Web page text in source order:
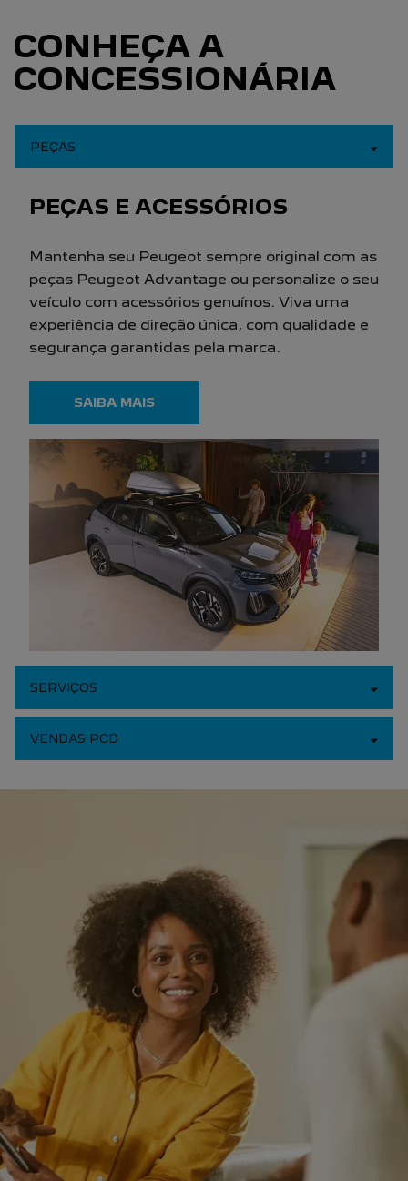
CONHEÇA A
CONCESSIONÁRIA
PEÇAS
PEÇAS E ACESSÓRIOS
Mantenha seu Peugeot sempre original com as
peças Peugeot Advantage ou personalize o seu
veículo com acessórios genuínos. Viva uma
experiência de direção única, com qualidade e
segurança garantidas pela marca.
SAIBA MAIS
SERVIÇOS
VENDAS PCD